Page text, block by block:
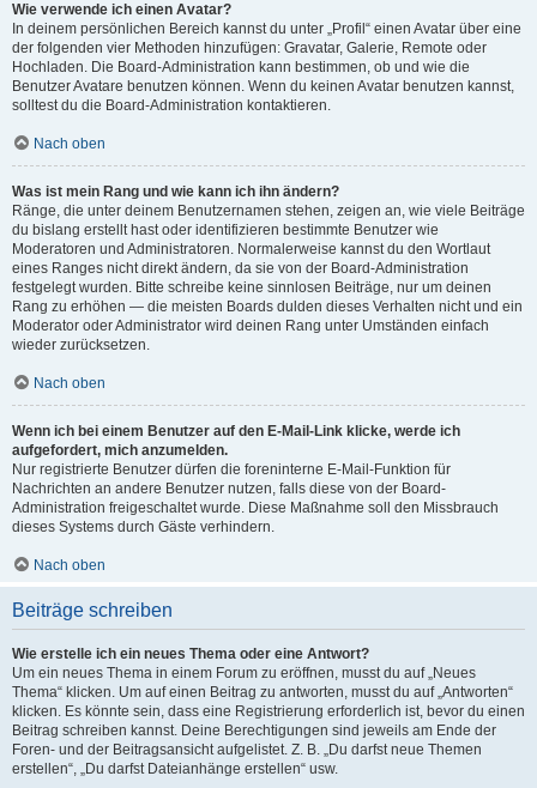
Wie verwende ich einen Avatar?
In deinem persönlichen Bereich kannst du unter „Profil“ einen Avatar über eine
der folgenden vier Methoden hinzufügen: Gravatar, Galerie, Remote oder
Hochladen. Die Board-Administration kann bestimmen, ob und wie die
Benutzer Avatare benutzen können. Wenn du keinen Avatar benutzen kannst,
solltest du die Board-Administration kontaktieren.
Nach oben
Was ist mein Rang und wie kann ich ihn ändern?
Ränge, die unter deinem Benutzernamen stehen, zeigen an, wie viele Beiträge
du bislang erstellt hast oder identifizieren bestimmte Benutzer wie
Moderatoren und Administratoren. Normalerweise kannst du den Wortlaut
eines Ranges nicht direkt ändern, da sie von der Board-Administration
festgelegt wurden. Bitte schreibe keine sinnlosen Beiträge, nur um deinen
Rang zu erhöhen — die meisten Boards dulden dieses Verhalten nicht und ein
Moderator oder Administrator wird deinen Rang unter Umständen einfach
wieder zurücksetzen.
Nach oben
Wenn ich bei einem Benutzer auf den E-Mail-Link klicke, werde ich
aufgefordert, mich anzumelden.
Nur registrierte Benutzer dürfen die foreninterne E-Mail-Funktion für
Nachrichten an andere Benutzer nutzen, falls diese von der Board-
Administration freigeschaltet wurde. Diese Maßnahme soll den Missbrauch
dieses Systems durch Gäste verhindern.
Nach oben
Beiträge schreiben
Wie erstelle ich ein neues Thema oder eine Antwort?
Um ein neues Thema in einem Forum zu eröffnen, musst du auf „Neues
Thema“ klicken. Um auf einen Beitrag zu antworten, musst du auf „Antworten“
klicken. Es könnte sein, dass eine Registrierung erforderlich ist, bevor du einen
Beitrag schreiben kannst. Deine Berechtigungen sind jeweils am Ende der
Foren- und der Beitragsansicht aufgelistet. Z. B. „Du darfst neue Themen
erstellen“, „Du darfst Dateianhänge erstellen“ usw.